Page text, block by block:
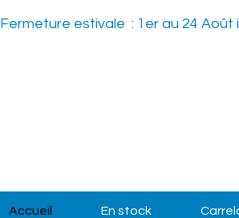
Fermeture estivale  : 1er au 24 Août
Accueil En stock